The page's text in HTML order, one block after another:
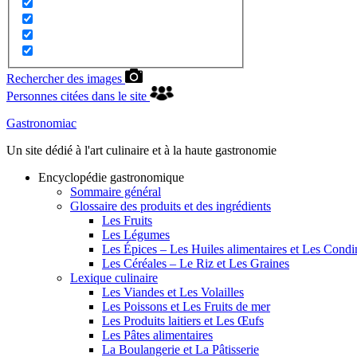
Rechercher des images
Personnes citées dans le site
Gastronomiac
Un site dédié à l'art culinaire et à la haute gastronomie
Encyclopédie gastronomique
Sommaire général
Glossaire des produits et des ingrédients
Les Fruits
Les Légumes
Les Épices – Les Huiles alimentaires et Les
Les Céréales – Le Riz et Les Graines
Lexique culinaire
Les Viandes et Les Volailles
Les Poissons et Les Fruits de mer
Les Produits laitiers et Les Œufs
Les Pâtes alimentaires
La Boulangerie et La Pâtisserie